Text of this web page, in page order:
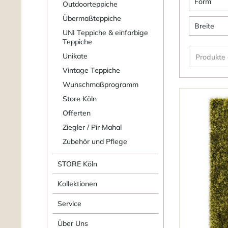
Outdoorteppiche
Übermaßteppiche
UNI Teppiche & einfarbige
Teppiche
Unikate
Vintage Teppiche
Wunschmaßprogramm
Store Köln
Offerten
Ziegler / Pir Mahal
Zubehör und Pflege
STORE Köln
Kollektionen
Service
Über Uns
China
Indien
Nepal
Breite
Produkte